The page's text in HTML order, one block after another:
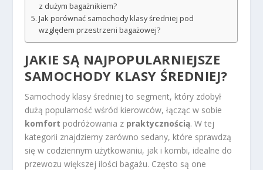
z dużym bagażnikiem?
Jak porównać samochody klasy średniej pod
względem przestrzeni bagażowej?
JAKIE SĄ NAJPOPULARNIEJSZE
SAMOCHODY KLASY ŚREDNIEJ?
Samochody klasy średniej to segment, który zdobył
dużą popularność wśród kierowców, łącząc w sobie
komfort podróżowania z praktycznością. W tej
kategorii znajdziemy zarówno sedany, które sprawdzą
się w codziennym użytkowaniu, jak i kombi, idealne do
przewozu większej ilości bagażu. Często są one